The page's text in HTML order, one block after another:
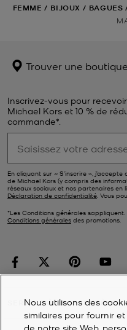
FEMME / BIJOUX / BAGUES
Trouver une boutique
Inscrivez-vous pour
Michael Kors et 10 % de
commande*.
En cliquant sur « S’inscrire »,
de Michael Kors (y compris des
réseaux sociaux et nos partenaires en
Déclaration de confidentialité. Vous
*Les Conditions générales
Conditions générales des promotions.
SERVICE À LA CLIENTÈLE
Nous utilisons des
similaires pour fournir
de notre site Web,